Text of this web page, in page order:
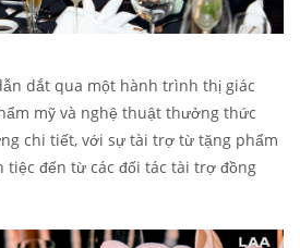
dắt qua một hành trình thị giác
mỹ và nghệ thuật thưởng thức
chi tiết, với sự tài trợ từ tặng phẩm
đến từ các đối tác tài trợ đồng